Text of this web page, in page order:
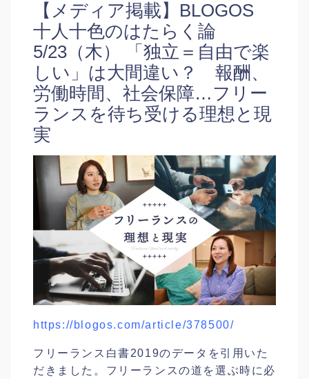
【メディア掲載】BLOGOS
十人十色のはたらく論
5/23（木） 「独立＝自由で楽
しい」は大間違い？ 報酬、
労働時間、社会保障…フリー
ランスを待ち受ける理想と現
実
https://blogos.com/article/378500/
フリーランス白書2019のデータを引用いた
だきました。フリーランスの道を選ぶ時に必